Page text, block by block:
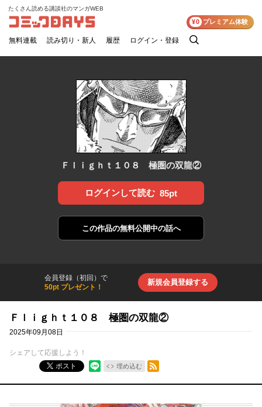
コミックDAYS
たくさん読める講談社のマンガWEB
無料連載 読み切り・新人 履歴 ログイン・登録
検
¥0 プレミアム体験
Ｆｌｉｇｈｔ１０８ 極圏の双龍②
ログインして読む 85pt
この作品の無料公開中の話へ
会員登録（初回）で
50pt プレゼント！
新規会員登録する
Ｆｌｉｇｈｔ１０８ 極圏の双龍②
2025年09月08日
シェアして応援しよう！
ポスト
埋め込む
RSSフィード